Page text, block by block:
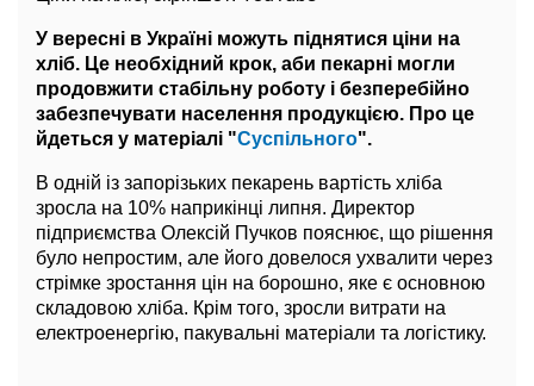
У вересні в Україні можуть піднятися ціни на
хліб. Це необхідний крок, аби пекарні могли
продовжити стабільну роботу і безперебійно
забезпечувати населення продукцією. Про це
йдеться у матеріалі "Суспільного".
В одній із запорізьких пекарень вартість хліба
зросла на 10% наприкінці липня. Директор
підприємства Олексій Пучков пояснює, що рішення
було непростим, але його довелося ухвалити через
стрімке зростання цін на борошно, яке є основною
складовою хліба. Крім того, зросли витрати на
електроенергію, пакувальні матеріали та логістику.